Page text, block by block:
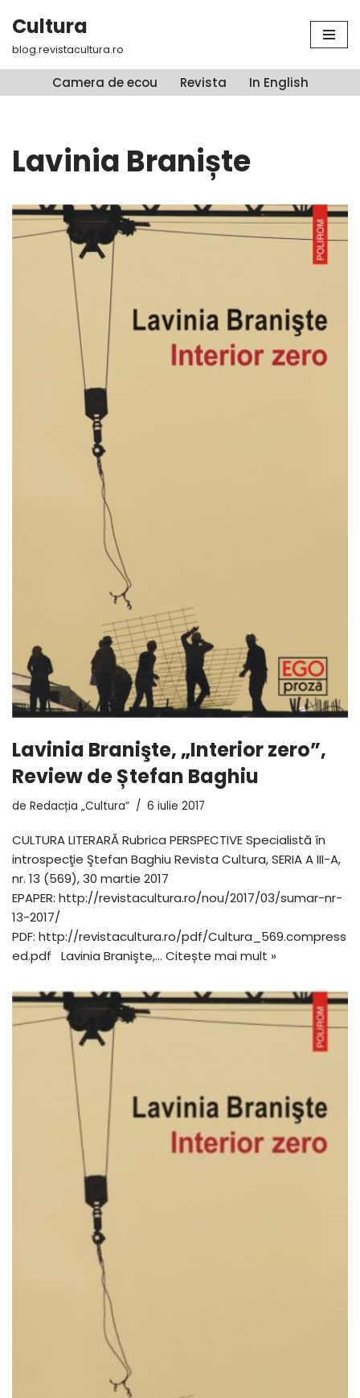
Sari
conținut
Cultura
blog.revistacultura.ro
Camera de ecou Revista In English
Lavinia Braniște
Lavinia Branişte, „Interior zero”,
Review de Ștefan Baghiu
de Redacția „Cultura” 6 iulie 2017
CULTURA LITERARĂ Rubrica PERSPECTIVE Specialistă în
introspecţie Ştefan Baghiu Revista Cultura, SERIA A III-A,
nr. 13 (569), 30 martie 2017
EPAPER: http://revistacultura.ro/nou/2017/03/sumar-nr-
13-2017/
PDF: http://revistacultura.ro/pdf/Cultura_569.compress
ed.pdf Lavinia Branişte,… Citește mai mult »